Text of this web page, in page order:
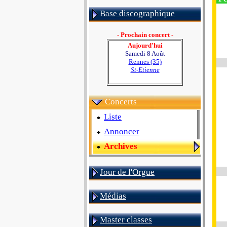
Base discographique
- Prochain concert -
Aujourd'hui
Samedi 8 Août
Rennes (35)
St-Etienne
Concerts
Liste
Annoncer
Archives
Jour de l'Orgue
Médias
Master classes